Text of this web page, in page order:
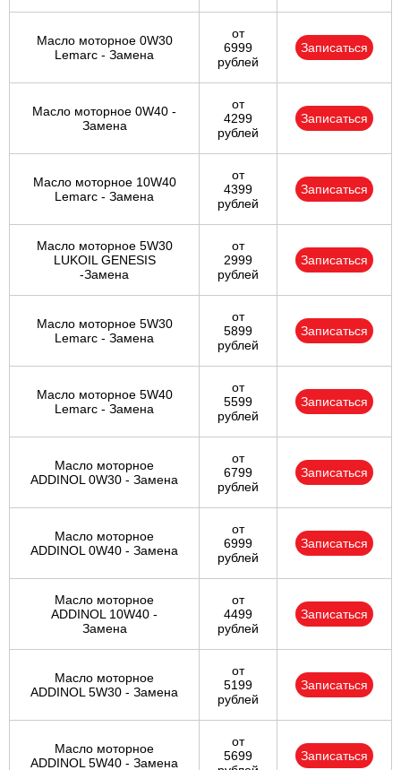
Масло моторное 0W30
Lemarc - Замена
от
6999
рублей
Записаться
Масло моторное 0W40 -
Замена
от
4299
рублей
Записаться
Масло моторное 10W40
Lemarc - Замена
от
4399
рублей
Записаться
Масло моторное 5W30
LUKOIL GENESIS
-Замена
от
2999
рублей
Записаться
Масло моторное 5W30
Lemarc - Замена
от
5899
рублей
Записаться
Масло моторное 5W40
Lemarc - Замена
от
5599
рублей
Записаться
Масло моторное
ADDINOL 0W30 - Замена
от
6799
рублей
Записаться
Масло моторное
ADDINOL 0W40 - Замена
от
6999
рублей
Записаться
Масло моторное
ADDINOL 10W40 -
Замена
от
4499
рублей
Записаться
Масло моторное
ADDINOL 5W30 - Замена
от
5199
рублей
Записаться
Масло моторное
ADDINOL 5W40 - Замена
от
5699
Записаться